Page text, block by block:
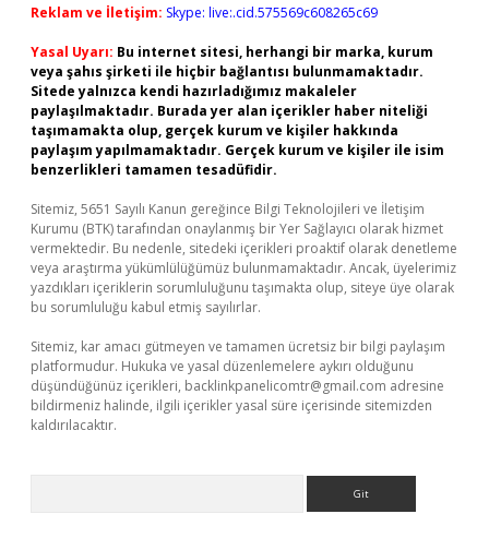
Reklam ve İletişim: Skype: live:.cid.575569c608265c69
Yasal Uyarı: Bu internet sitesi, herhangi bir marka, kurum
veya şahıs şirketi ile hiçbir bağlantısı bulunmamaktadır.
Sitede yalnızca kendi hazırladığımız makaleler
paylaşılmaktadır. Burada yer alan içerikler haber niteliği
taşımamakta olup, gerçek kurum ve kişiler hakkında
paylaşım yapılmamaktadır. Gerçek kurum ve kişiler ile isim
benzerlikleri tamamen tesadüfidir.
Sitemiz, 5651 Sayılı Kanun gereğince Bilgi Teknolojileri ve İletişim
Kurumu (BTK) tarafından onaylanmış bir Yer Sağlayıcı olarak hizmet
vermektedir. Bu nedenle, sitedeki içerikleri proaktif olarak denetleme
veya araştırma yükümlülüğümüz bulunmamaktadır. Ancak, üyelerimiz
yazdıkları içeriklerin sorumluluğunu taşımakta olup, siteye üye olarak
bu sorumluluğu kabul etmiş sayılırlar.
Sitemiz, kar amacı gütmeyen ve tamamen ücretsiz bir bilgi paylaşım
platformudur. Hukuka ve yasal düzenlemelere aykırı olduğunu
düşündüğünüz içerikleri, backlinkpanelicomtr@gmail.com adresine
bildirmeniz halinde, ilgili içerikler yasal süre içerisinde sitemizden
kaldırılacaktır.